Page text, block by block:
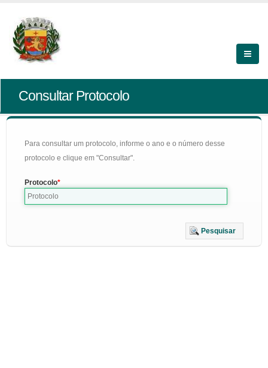
Consultar Protocolo
Para consultar um protocolo, informe o ano e o número desse
protocolo e clique em "Consultar".
Protocolo
Pesquisar